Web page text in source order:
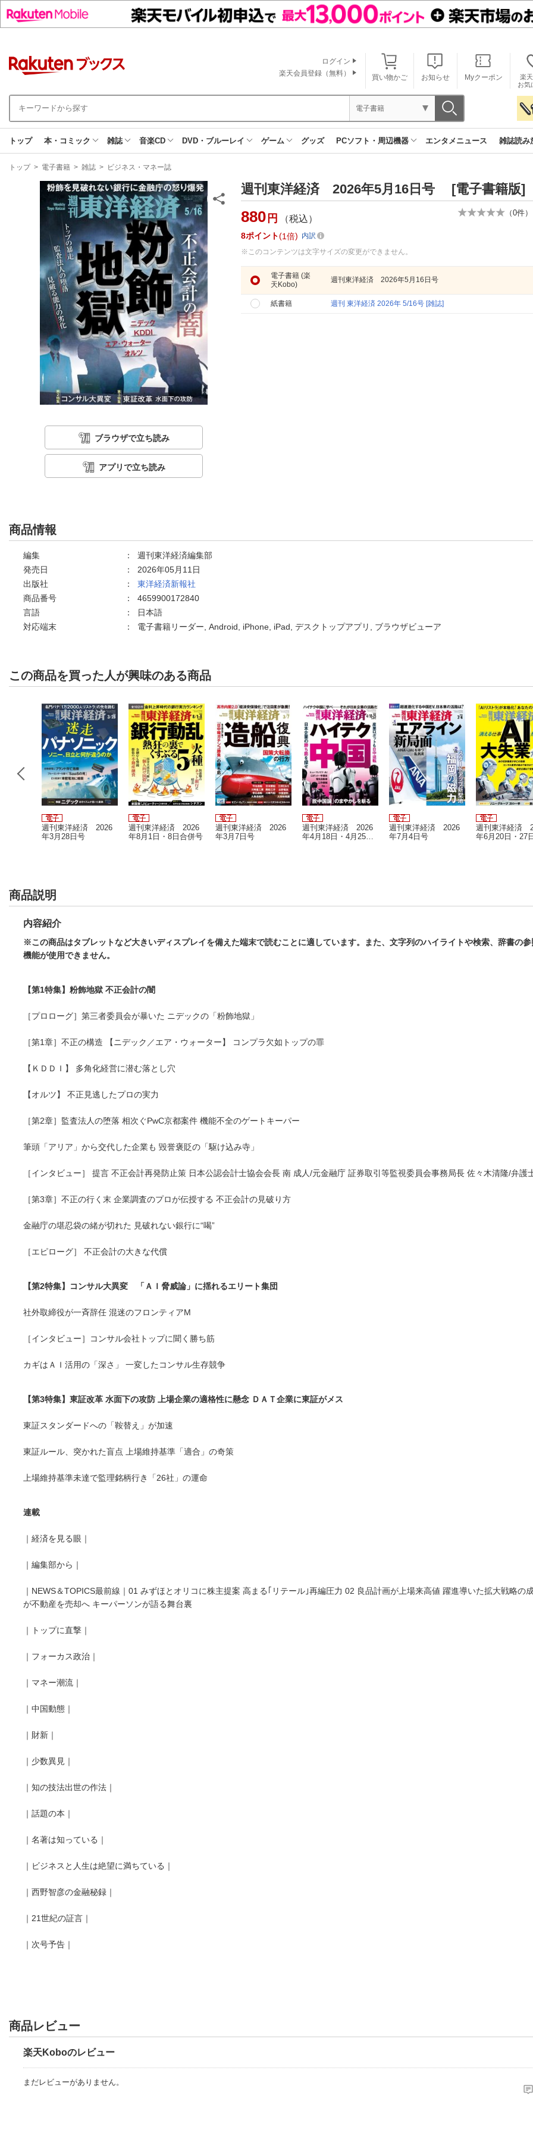
買い物かご お知らせ Myクーポン
楽
お気
ログイン
楽天会員登録（無料）
電子書籍
トップ 本・コミック 雑誌 音楽CD DVD・ブルーレイ ゲーム グッズ PCソフト・周辺機器 エンタメニュース 雑誌読み
現
トップ > 電子書籍 > 雑誌 > ビジネス・マネー誌
ブラウザで立ち読み
アプリで立ち読み
週刊東洋経済 2026年5月16日号 [電子書籍版]
（0件）
880 円 （税込）
8ポイント 1倍
内訳
※このコンテンツは文字サイズの変更ができません。
電子書籍 (楽
天Kobo)
週刊東洋経済 2026年5月16日号
紙書籍 週刊 東洋経済 2026年 5/16号 [雑誌]
商品情報
編集 ： 週刊東洋経済編集部
発売日
： 2026年05月11日
出版社
： 東洋経済新報社
商品番号
： 4659900172840
言語
：
日本語
対応端末
： 電子書籍リーダー, Android, iPhone, iPad, デスクトップアプリ, ブラウザビューア
この商品を買った人が興味のある商品
週刊東洋経済 2026
年3月28日号
週刊東洋経済 2026
年8月1日・8日合併号
週刊東洋経済 2026
年3月7日号
週刊東洋経済 2026
年4月18日・4月25日
週刊東洋経済 2026
年7月4日号
週刊東洋経済
年6月20日・27
商品説明
内容紹介
※この商品はタブレットなど大きいディスプレイを備えた端末で読むことに適しています。また、文字列のハイライトや検索、辞書の
機能が使用できません。
【第1特集】粉飾地獄 不正会計の闇
［プロローグ］第三者委員会が暴いた ニデックの「粉飾地獄」
［第1章］不正の構造 【ニデック／エア・ウォーター】 コンプラ欠如トップの罪
【ＫＤＤＩ】 多角化経営に潜む落とし穴
【オルツ】 不正見逃したプロの実力
［第2章］監査法人の堕落 相次ぐPwC京都案件 機能不全のゲートキーパー
筆頭「アリア」から交代した企業も 毀誉褒貶の「駆け込み寺」
［インタビュー］ 提言 不正会計再発防止策 日本公認会計士協会会長 南 成人/元金融庁 証券取引等監視委員会事務局長 佐々木清隆/弁護
［第3章］不正の行く末 企業調査のプロが伝授する 不正会計の見破り方
金融庁の堪忍袋の緒が切れた 見破れない銀行に“喝”
［エピローグ］ 不正会計の大きな代償
【第2特集】コンサル大異変 「ＡＩ脅威論」に揺れるエリート集団
社外取締役が一斉辞任 混迷のフロンティアМ
［インタビュー］コンサル会社トップに聞く勝ち筋
カギはＡＩ活用の「深さ」 一変したコンサル生存競争
【第3特集】東証改革 水面下の攻防 上場企業の適格性に懸念 ＤＡＴ企業に東証がメス
東証スタンダードへの「鞍替え」が加速
東証ルール、突かれた盲点 上場維持基準「適合」の奇策
上場維持基準未達で監理銘柄行き「26社」の運命
連載
｜経済を見る眼｜
｜編集部から｜
｜NEWS＆TOPICS最前線｜01 みずほとオリコに株主提案 高まる｢リテール｣再編圧力 02 良品計画が上場来高値 躍進導いた拡大戦略の
が不動産を売却へ キーパーソンが語る舞台裏
｜トップに直撃｜
｜フォーカス政治｜
｜マネー潮流｜
｜中国動態｜
｜財新｜
｜少数異見｜
｜知の技法出世の作法｜
｜話題の本｜
｜名著は知っている｜
｜ビジネスと人生は絶望に満ちている｜
｜西野智彦の金融秘録｜
｜21世紀の証言｜
｜次号予告｜
商品レビュー
楽天Koboのレビュー
まだレビューがありません。